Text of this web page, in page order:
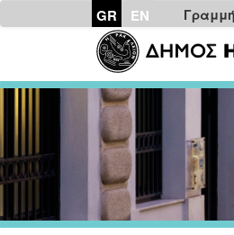
GR EN